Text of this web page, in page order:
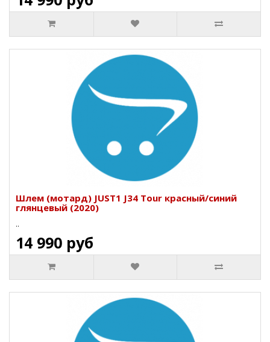
Шлем (мотард) JUST1 J34 Tour красный/синий
глянцевый (2020)
..
14 990 руб